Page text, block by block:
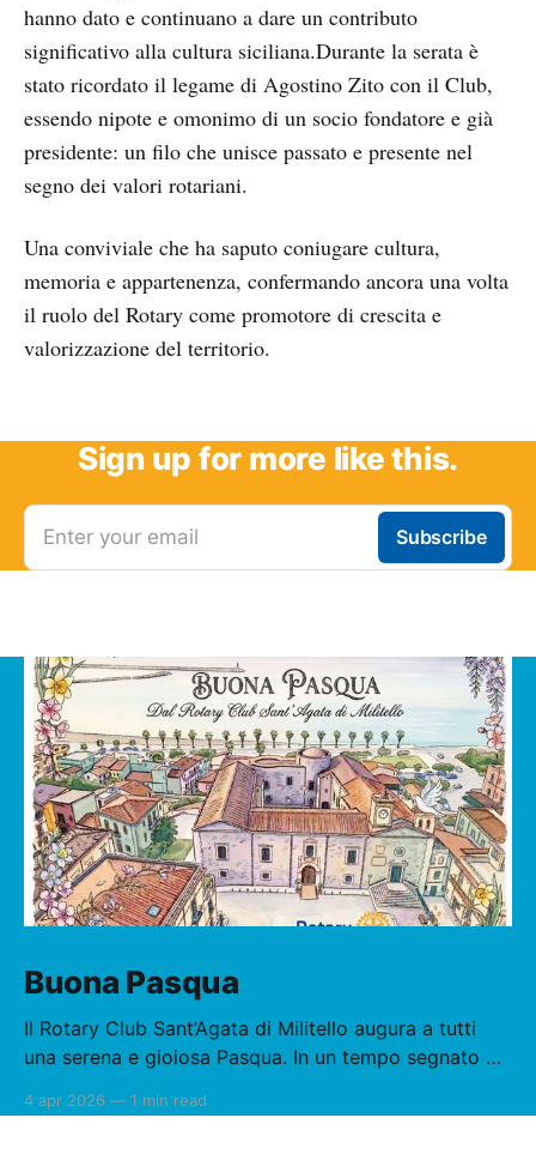
hanno dato e continuano a dare un contributo
significativo alla cultura siciliana.Durante la serata è
stato ricordato il legame di Agostino Zito con il Club,
essendo nipote e omonimo di un socio fondatore e già
presidente: un filo che unisce passato e presente nel
segno dei valori rotariani.
Una conviviale che ha saputo coniugare cultura,
memoria e appartenenza, confermando ancora una volta
il ruolo del Rotary come promotore di crescita e
valorizzazione del territorio.
Sign up for more like this.
Enter your email Subscribe
Buona Pasqua
Il Rotary Club Sant’Agata di Militello augura a tutti
una serena e gioiosa Pasqua. In un tempo segnato da
necessaria e urgente. La Pasqua ci richiama al
4 apr 2026 — 1 min read